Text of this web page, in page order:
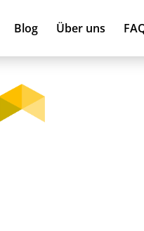
Blog Über uns